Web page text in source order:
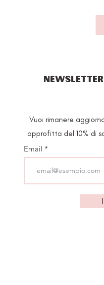
Vuoi rimanere
approfitta del 10% di
Email